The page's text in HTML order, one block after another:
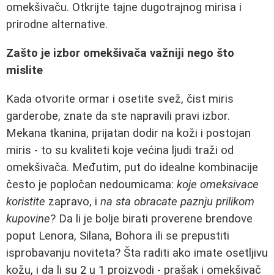
omekšivaču. Otkrijte tajne dugotrajnog mirisa i
prirodne alternative.
Zašto je izbor omekšivača važniji nego što
mislite
Kada otvorite ormar i osetite svež, čist miris
garderobe, znate da ste napravili pravi izbor.
Mekana tkanina, prijatan dodir na koži i postojan
miris - to su kvaliteti koje većina ljudi traži od
omekšivača. Međutim, put do idealne kombinacije
često je popločan nedoumicama: koje omeksivace
koristite zapravo, i na sta obracate paznju prilikom
kupovine? Da li je bolje birati proverene brendove
poput Lenora, Silana, Bohora ili se prepustiti
isprobavanju noviteta? Šta raditi ako imate osetljivu
kožu, i da li su 2 u 1 proizvodi - prašak i omekšivač